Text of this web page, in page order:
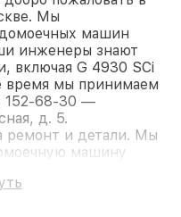
Мы
машин
инженеры знают
включая G 4930 SCi
время мы принимаем
152-68-30 —
д. 5.
ремонт и детали. Мы
машину